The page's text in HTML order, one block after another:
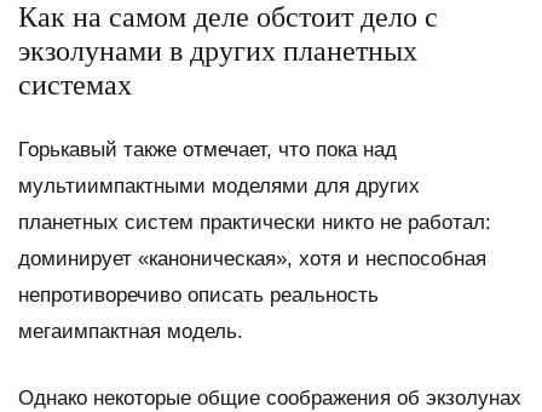
Как на самом деле обстоит дело с
экзолунами в других планетных
системах
Горькавый также отмечает, что пока над
мультиимпактными моделями для других
планетных систем практически никто не работал:
доминирует «каноническая», хотя и неспособная
непротиворечиво описать реальность
мегаимпактная модель.
Однако некоторые общие соображения об экзолунах